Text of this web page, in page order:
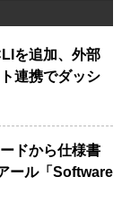
を追加、外部
連携でダッシ
ドから仕様書
ール「Software